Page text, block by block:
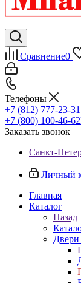
Сравнение0
Телефоны
+7 (812) 777-23-31
+7 (800) 100-46-62
Заказать звонок
Санкт-
Личный
Главная
Каталог
Назад
Двери